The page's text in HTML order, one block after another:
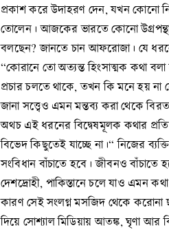
প্রকাশ করে উদাহরণ দেন, যখন কোনো
তোলেন। আজকের ভারতে কোনো উগ্রপন্থার
বলছেন? জানতে চান আফরোজা। যে
“কোরানে তো অত্যন্ত হিংসাত্মক কথা
প্রচার চলতে থাকে, তখন কি মনে হয়
জানা সত্ত্বেও এমন মন্তব্য করা থেকে
অথচ এই ধরনের বিদ্বেষমূলক কথার
বিভেদ কিছুতেই যাচ্ছে না।“ নিজের
সংবিধান বাঁচাতে হবে। জীবনও বাঁচাতে
দেশদ্রোহী, পাকিস্তানে চলে যাও এমন
কারণ সেই সংলগ্ন মসজিদ থেকে করোনা
দিয়ে সোশ্যাল মিডিয়ায় আতঙ্ক, ঘৃণা আর